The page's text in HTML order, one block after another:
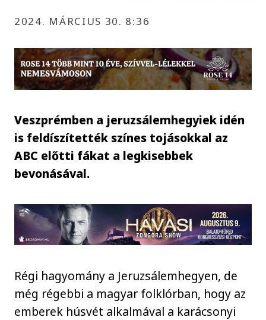
2024. MÁRCIUS 30. 8:36
Veszprémben a jeruzsálemhegyiek idén
is feldíszítették színes tojásokkal az
ABC előtti fákat a legkisebbek
bevonásával.
Régi hagyomány a Jeruzsálemhegyen, de
még régebbi a magyar folklórban, hogy az
emberek húsvét alkalmával a karácsonyi